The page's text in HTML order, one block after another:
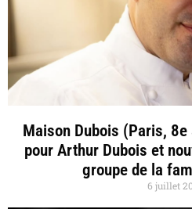
Maison Dubois (Paris,
pour Arthur Dubois et
groupe de la
6 juillet